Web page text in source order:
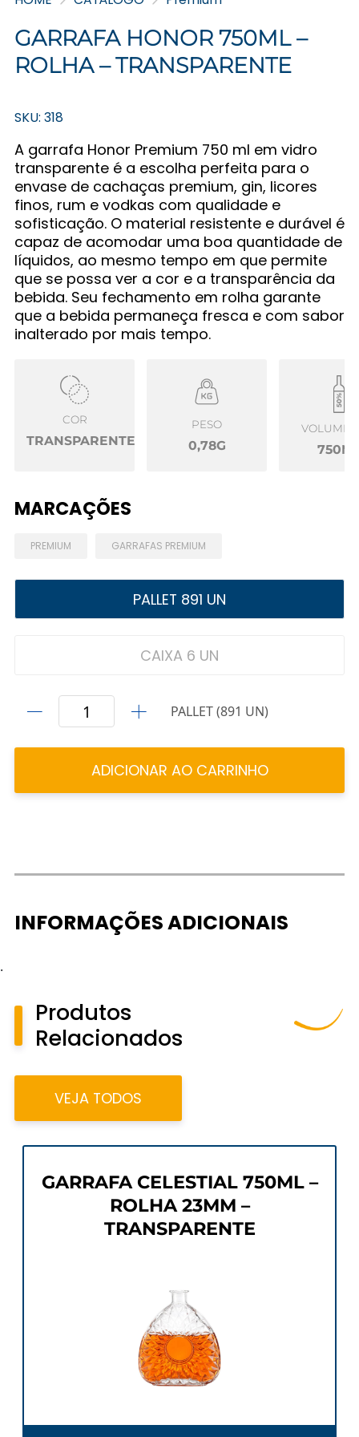
GARRAFA HONOR 750ML –
ROLHA – TRANSPARENTE
SKU: 318
A garrafa Honor Premium 750 ml em vidro
transparente é a escolha perfeita para o
envase de cachaças premium, gin, licores
finos, rum e vodkas com qualidade e
sofisticação. O material resistente e durável é
capaz de acomodar uma boa quantidade de
líquidos, ao mesmo tempo em que permite
que se possa ver a cor e a transparência da
bebida. Seu fechamento em rolha garante
que a bebida permaneça fresca e com sabor
inalterado por mais tempo.
COR
TRANSPARENTE
PESO
0,78G
VOLUME
MARCAÇÕES
PREMIUM GARRAFAS PREMIUM
PALLET 891 UN
CAIXA 6 UN
PALLET (891 UN)
ADICIONAR AO CARRINHO
INFORMAÇÕES ADICIONAIS
.
Produtos
Relacionados
VEJA TODOS
GARRAFA CELESTIAL 750ML –
ROLHA 23MM –
TRANSPARENTE